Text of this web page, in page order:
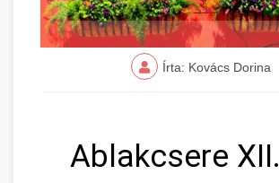
Írta: Kovács Dorina
Ablakcsere